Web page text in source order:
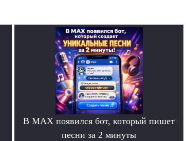
В MAX появился бот, который пишет
песни за 2 минуты